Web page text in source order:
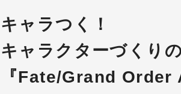
キャラつく！
キャラクターづくり
『Fate/Grand Order